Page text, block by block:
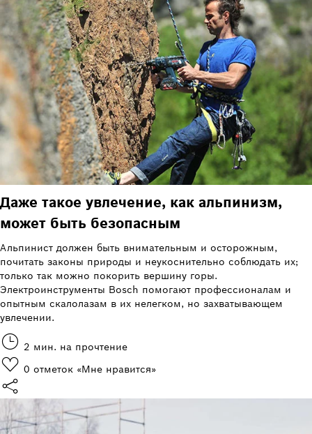
Даже такое увлечение, как альпинизм,
может быть безопасным
Альпинист должен быть внимательным и осторожным,
почитать законы природы и неукоснительно соблюдать их;
только так можно покорить вершину горы.
Электроинструменты Bosch помогают профессионалам и
опытным скалолазам в их нелегком, но захватывающем
увлечении.
2 мин. на прочтение
0 отметок «Мне нравится»